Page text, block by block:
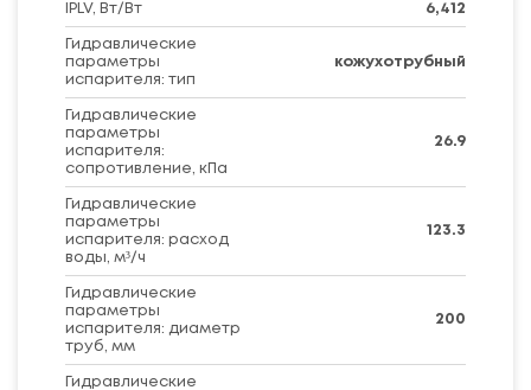
IPLV, Вт/Вт 6,412
Гидравлические
параметры
испарителя: тип
кожухотрубный
Гидравлические
параметры
испарителя:
сопротивление, кПа
26.9
Гидравлические
параметры
испарителя: расход
воды, м³/ч
123.3
Гидравлические
параметры
испарителя: диаметр
труб, мм
200
Гидравлические